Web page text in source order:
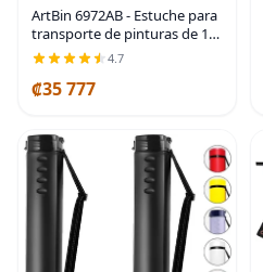
ArtBin 6972AB - Estuche para
transporte de pinturas de 10
pulgadas (25,4 cm) con vista
rápida, organizador portátil
para arte y manualidades con
4.7
₡35 777